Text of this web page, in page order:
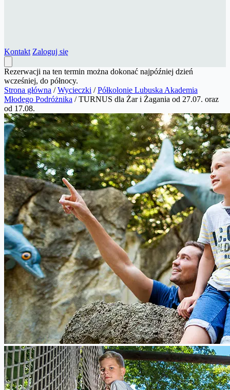
Kontakt Zaloguj się
Rezerwacji na ten termin można dokonać najpóźniej dzień
wcześniej, do północy.
Strona główna / Wycieczki / Półkolonie Lubuska Akademia
Młodego Podróżnika / TURNUS dla Żar i Żagania od 27.07. oraz
od 17.08.